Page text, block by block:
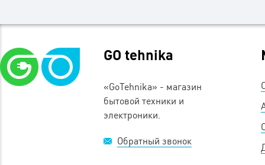
GO tehnika
«GoTehnika» - магазин
бытовой техники и
электроники.
Обратный звонок